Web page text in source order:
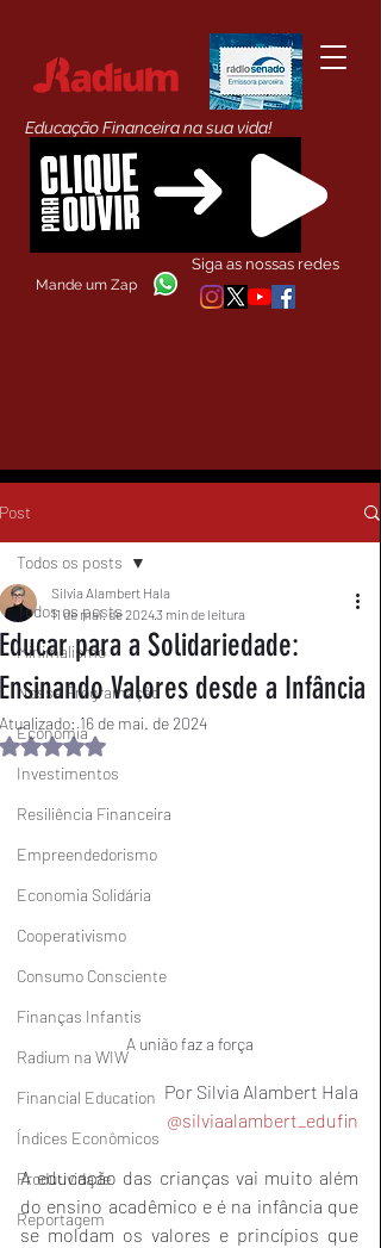
Educação Financeira na sua vida!
Siga as nossas redes
Mande um Zap
Post
Todos os posts
Minimalismo
Nossa Programação
Economia
Investimentos
Resiliência Financeira
Empreendedorismo
Economia Solidária
Cooperativismo
Consumo Consciente
Finanças Infantis
Radium na WIW
Financial Education
Índices Econômicos
Produtividade
Reportagem
Todos os posts
Educar para a Solidariedade:
Ensinando Valores desde a Infância
Silvia Alambert Hala
11 de mai. de 20243 min de leitura
Atualizado:16 de mai. de 2024
Avaliado com NaN de 5 estrelas.
A união faz a força
Por Silvia Alambert Hala
@silviaalambert_edufin
A educação das crianças vai muito além
do ensino acadêmico e é na infância que
se moldam os valores e princípios que